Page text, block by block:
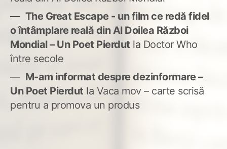
The Great Escape - un film ce redă fidel
o întâmplare reală din Al Doilea Război
Mondial – Un Poet Pierdut la Doctor Who
între secole
M-am informat despre dezinformare –
Un Poet Pierdut la Vaca mov – carte scrisă
pentru a promova un produs